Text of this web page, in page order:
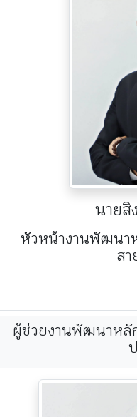
นายสิ
หัวหน้างานพัฒนา
ส
ผู้ช่วยงานพัฒนาหลั